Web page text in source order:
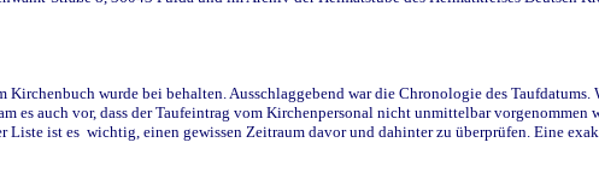
Kirchenbuch wurde bei behalten. Ausschlaggebend war die Chronologie des
es auch vor, dass der Taufeintrag vom Kirchenpersonal nicht unmittelbar
Liste ist es wichtig, einen gewissen Zeitraum davor und dahinter zu überprüfen. Eine